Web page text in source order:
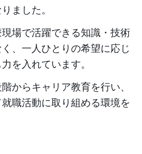
ました。
場で活躍できる知識・技術
、一人ひとりの希望に応じ
を入れています。
からキャリア教育を行い、
職活動に取り組める環境を